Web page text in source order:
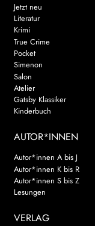
Jetzt neu
Literatur
Krimi
True Crime
Pocket
Simenon
Salon
Atelier
Gatsby Klassiker
Kinderbuch
AUTOR*INNEN
Autor*innen A bis J
Autor*innen K bis R
Autor*innen S bis Z
Lesungen
VERLAG